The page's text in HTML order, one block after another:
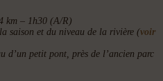
km – 1h30 (A/R)
saison et du niveau de la rivière (voir
d’un petit pont, près de l’ancien parc